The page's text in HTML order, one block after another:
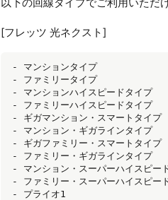
[フレッツ 光ネクスト]
- マンションタイプ
- ファミリータイプ
- マンションハイスピードタイプ
- ファミリーハイスピードタイプ
- ギガマンション・スマートタイプ
- マンション・ギガラインタイプ
- ギガファミリー・スマートタイプ
- ファミリー・ギガラインタイプ
- マンション・スーパーハイスピー
- ファミリー・スーパーハイスピー
- プライオ1